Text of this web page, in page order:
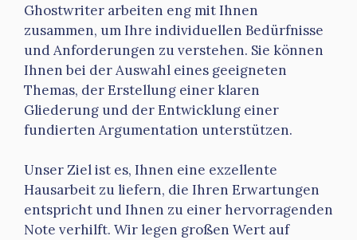
Ghostwriter arbeiten eng mit Ihnen
zusammen, um Ihre individuellen Bedürfnisse
und Anforderungen zu verstehen. Sie können
Ihnen bei der Auswahl eines geeigneten
Themas, der Erstellung einer klaren
Gliederung und der Entwicklung einer
fundierten Argumentation unterstützen.
Unser Ziel ist es, Ihnen eine exzellente
Hausarbeit zu liefern, die Ihren Erwartungen
entspricht und Ihnen zu einer hervorragenden
Note verhilft. Wir legen großen Wert auf